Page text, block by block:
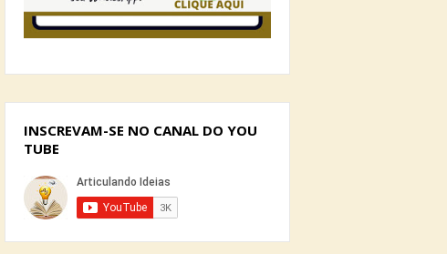
INSCREVAM-SE NO CANAL DO YOU
TUBE